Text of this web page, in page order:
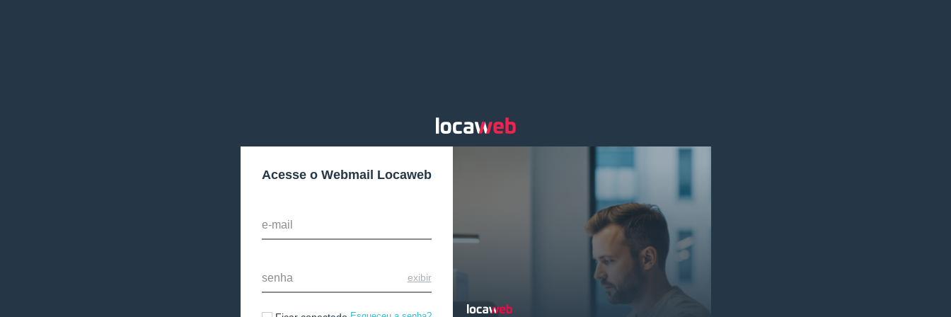
Acesse o Webmail Locaweb
e-mail
senha exibir